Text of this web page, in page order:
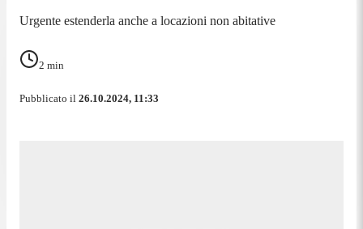
Urgente estenderla anche a locazioni non abitative
2 min
Pubblicato il 26.10.2024, 11:33